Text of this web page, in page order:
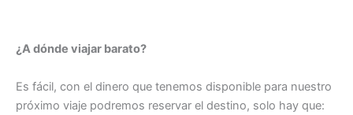
¿A dónde viajar barato?
Es fácil, con el dinero que tenemos disponible para nuestro
próximo viaje podremos reservar el destino, solo hay que: